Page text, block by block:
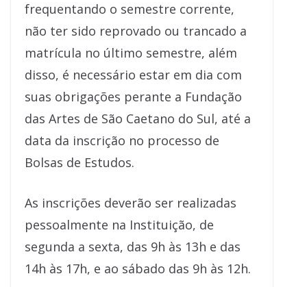
frequentando o semestre corrente,
não ter sido reprovado ou trancado a
matrícula no último semestre, além
disso, é necessário estar em dia com
suas obrigações perante a Fundação
das Artes de São Caetano do Sul, até a
data da inscrição no processo de
Bolsas de Estudos.
As inscrições deverão ser realizadas
pessoalmente na Instituição, de
segunda a sexta, das 9h às 13h e das
14h às 17h, e ao sábado das 9h às 12h.